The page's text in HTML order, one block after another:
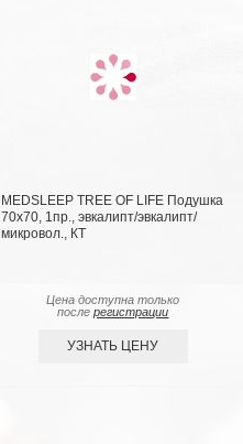
MEDSLEEP TREE OF LIFE Подушка
70х70, 1пр., эвкалипт/эвкалипт/
микровол., КТ
Цена доступна только
послерегистрации
УЗНАТЬ ЦЕНУ